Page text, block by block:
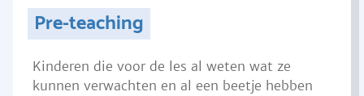
Pre-teaching
Kinderen die voor de les al weten wat ze
kunnen verwachten en al een beetje hebben